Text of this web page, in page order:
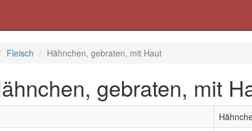
Fleisch Hähnchen, gebraten, mit Haut
gebraten, mit